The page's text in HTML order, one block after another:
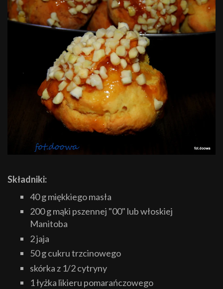
Składniki:
40 g miękkiego masła
200 g mąki pszennej "00" lub włoskiej
Manitoba
2 jaja
50 g cukru trzcinowego
skórka z 1/2 cytryny
1 łyżka likieru pomarańczowego